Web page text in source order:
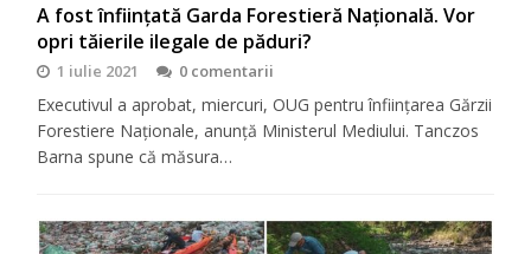
A fost înființată Garda Forestieră Națională. Vor
opri tăierile ilegale de păduri?
1 iulie 2021 0 comentarii
Executivul a aprobat, miercuri, OUG pentru înființarea Gărzii
Forestiere Naționale, anunță Ministerul Mediului. Tanczos
Barna spune că măsura…